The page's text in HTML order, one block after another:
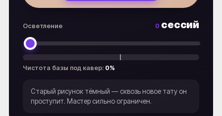
Осветление 0 сессий
Чистота базы под кавер: 0%
Старый рисунок тёмный — сквозь новое тату он
проступит. Мастер сильно ограничен.